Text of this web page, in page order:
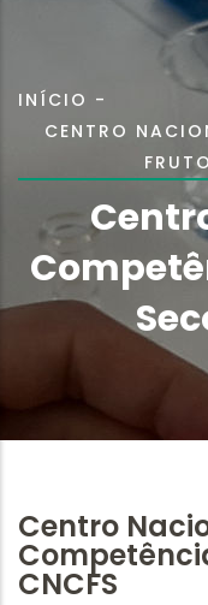
Navegação
estrutural
INÍCIO -
CENTRO
Centro
CNCFS